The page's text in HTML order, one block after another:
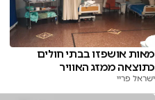
מאות אושפזו בבתי חולים
כתוצאה ממזג האוויר
ישראל פריי